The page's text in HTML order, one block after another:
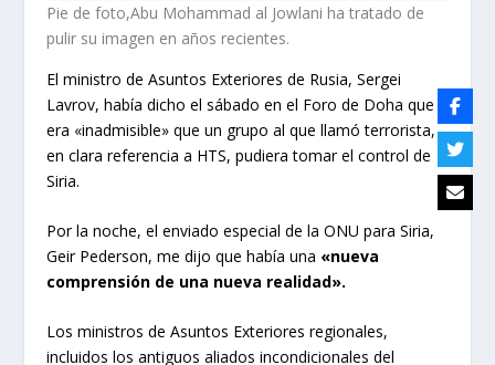
Pie de foto,Abu Mohammad al Jowlani ha tratado de
pulir su imagen en años recientes.
El ministro de Asuntos Exteriores de Rusia, Sergei
Lavrov, había dicho el sábado en el Foro de Doha que
era «inadmisible» que un grupo al que llamó terrorista,
en clara referencia a HTS, pudiera tomar el control de
Siria.
Por la noche, el enviado especial de la ONU para Siria,
Geir Pederson, me dijo que había una «nueva
comprensión de una nueva realidad».
Los ministros de Asuntos Exteriores regionales,
incluidos los antiguos aliados incondicionales del